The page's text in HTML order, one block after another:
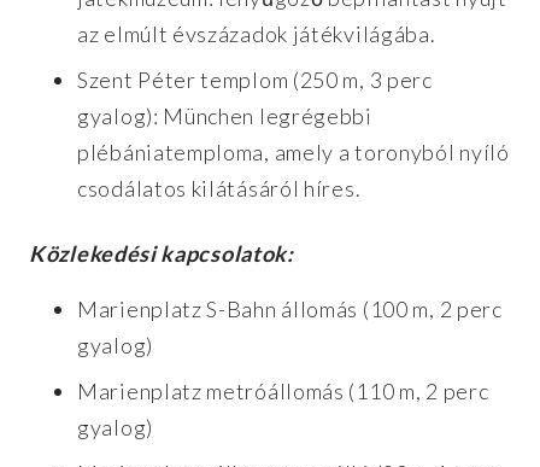
az elmúlt évszázadok játékvilágába.
Szent Péter templom (250 m, 3 perc
gyalog): München legrégebbi
plébániatemploma, amely a toronyból nyíló
csodálatos kilátásáról híres.
Közlekedési kapcsolatok:
Marienplatz S-Bahn állomás (100 m, 2 perc
gyalog)
Marienplatz metróállomás (110 m, 2 perc
gyalog)